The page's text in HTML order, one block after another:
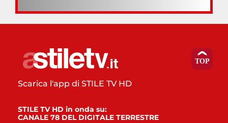
Scarica l'app di STILE TV HD
STILE TV HD in onda su:
CANALE 78 DEL DIGITALE TERRESTRE